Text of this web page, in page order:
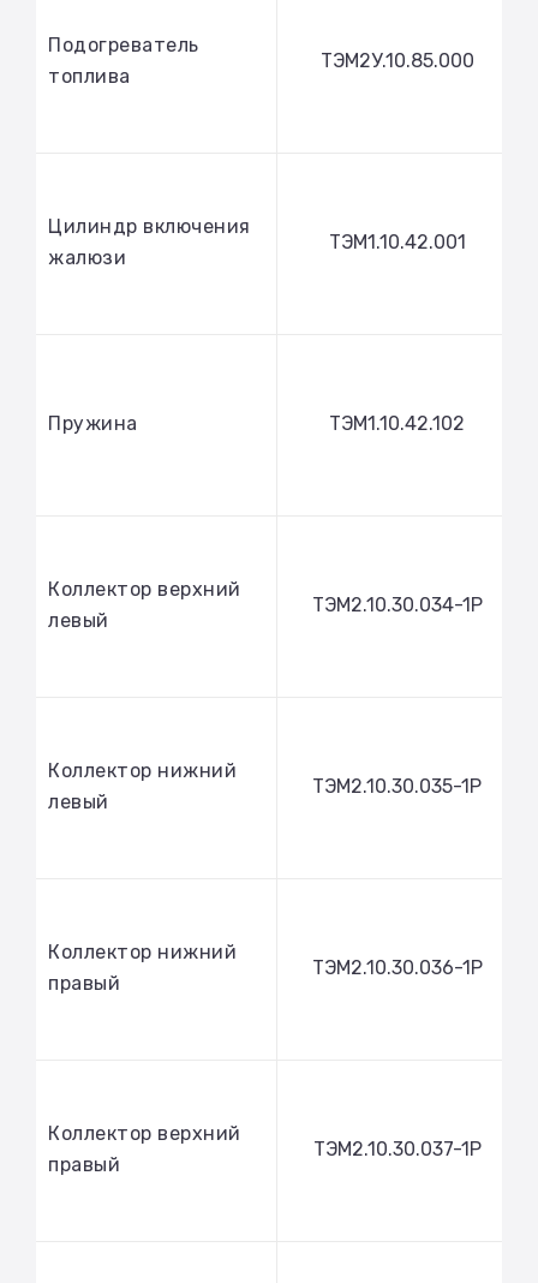
Подогреватель
топлива
ТЭМ2У.10.85.000
Цилиндр включения
жалюзи
ТЭМ1.10.42.001
Пружина ТЭМ1.10.42.102
Коллектор верхний
левый
ТЭМ2.10.30.034-1Р
Коллектор нижний
левый
ТЭМ2.10.30.035-1Р
Коллектор нижний
правый
ТЭМ2.10.30.036-1Р
Коллектор верхний
правый
ТЭМ2.10.30.037-1Р